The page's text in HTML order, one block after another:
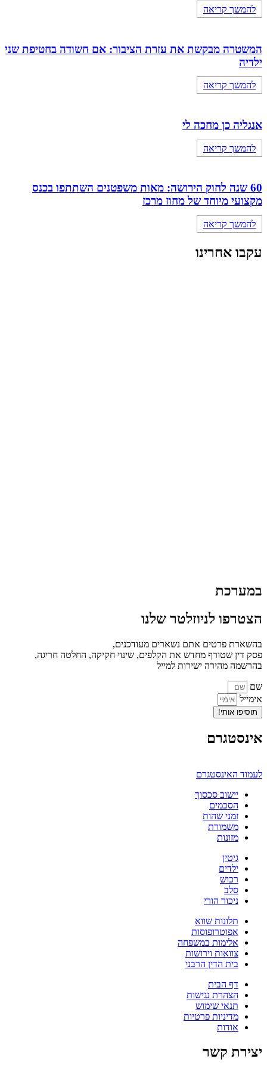
להמשך קריאה
המשטרה מבקשת את עזרת הציבור: אם חשודה בחטיפת שני
ילדיה
להמשך קריאה
אנגליה כן מחכה לי
להמשך קריאה
60 שנה לחוק הירושה: מאות משפטנים השתתפו בכנס
מקצועי מיוחד של מחוז מרכז
להמשך קריאה
עקבו אחרינו
במערכת
הצטרפו לניוזלטר שלנו
בהשארת פרטים אתם נשארים מעודכנים,
פסק דין שטורף מחדש את הקלפים, שינוי חקיקה, החלטה חריגה,
בהרשמה מהירה ישירות למייל
שם
אימייל
תוסיפו אותי!
אינסטגרם
לעמוד האינסטגרם
יישוב סכסוך
הסכמים
זמני שהות
משמורת
מזונות
גיטין
ילדים
רכוש
סלב
ניכור הורי
תלונות שווא
אפוטרופוסות
אלימות במשפחה
צוואות וירושות
בית הדין הרבני
דף הבית
הצהרת נגישות
תנאי שימוש
מדיניות פרטיות
אודות
יצירת קשר